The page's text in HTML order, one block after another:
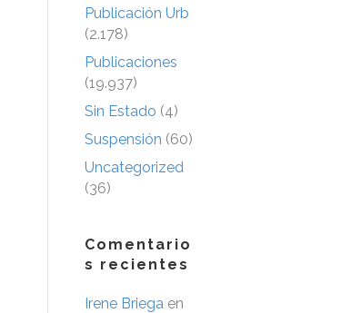
Publicación Urb
(2.178)
Publicaciones
(19.937)
Sin Estado (4)
Suspensión (60)
Uncategorized
(36)
Comentario
s recientes
Irene Briega en